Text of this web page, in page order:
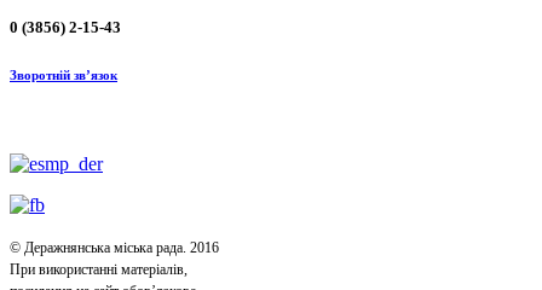
0 (3856) 2-15-43
Зворотній зв’язок
© Деражнянська міська рада. 2016
При використанні матеріалів,